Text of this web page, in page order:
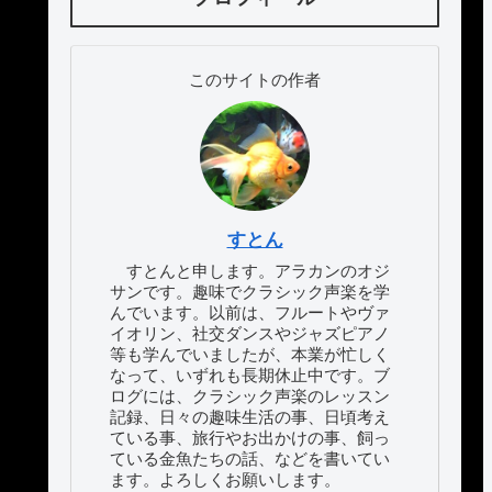
このサイトの作者
すとん
すとんと申します。アラカンのオジ
サンです。趣味でクラシック声楽を学
んでいます。以前は、フルートやヴァ
イオリン、社交ダンスやジャズピアノ
等も学んでいましたが、本業が忙しく
なって、いずれも長期休止中です。ブ
ログには、クラシック声楽のレッスン
記録、日々の趣味生活の事、日頃考え
ている事、旅行やお出かけの事、飼っ
ている金魚たちの話、などを書いてい
ます。よろしくお願いします。